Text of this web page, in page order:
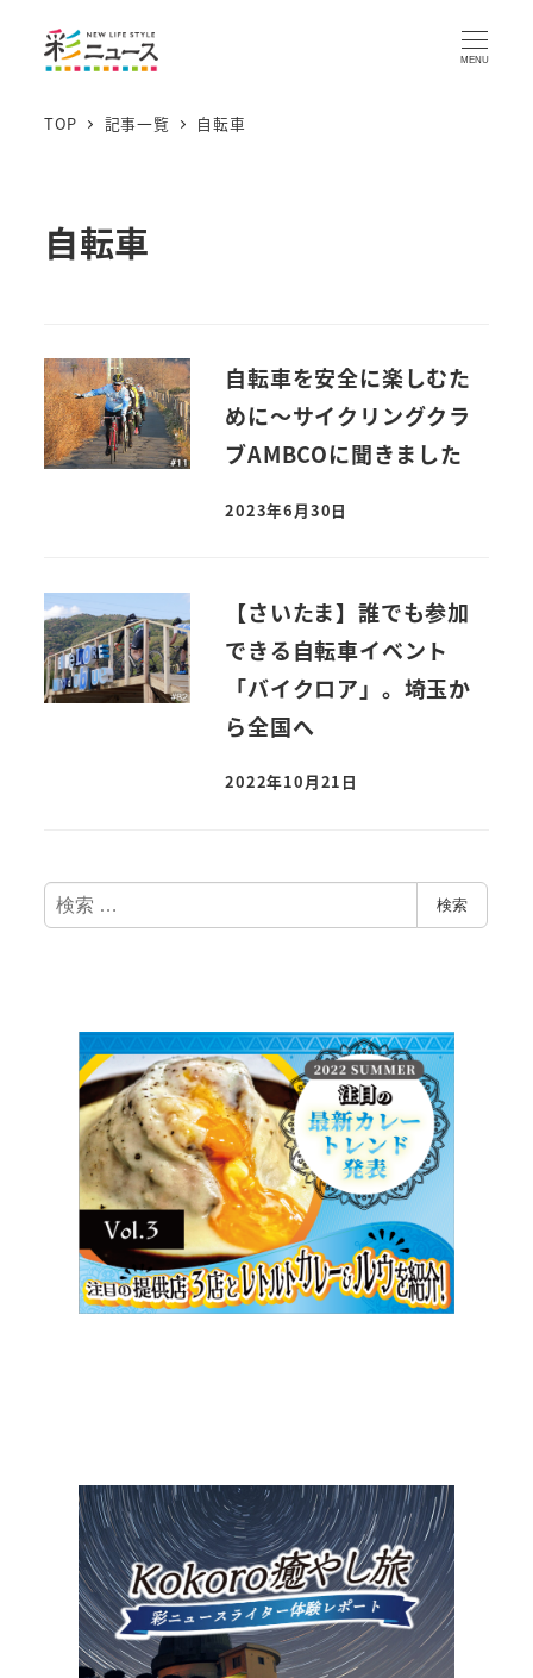
MENU
TOP 記事一覧 自転車
自転車
自転車を安全に楽しむた
めに～サイクリングクラ
ブAMBCOに聞きました
2023年6月30日
【さいたま】誰でも参加
できる自転車イベント
「バイクロア」。埼玉か
ら全国へ
2022年10月21日
検
索
検索